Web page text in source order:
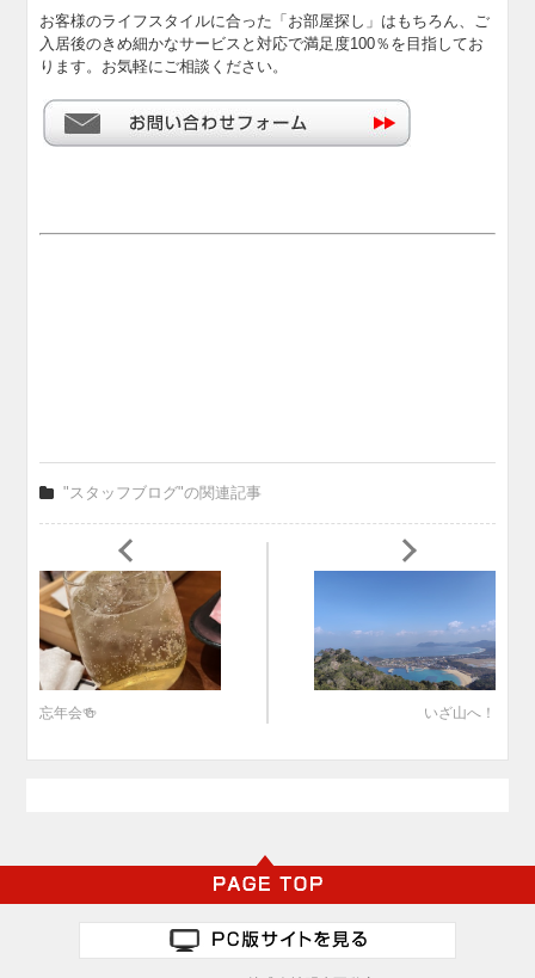
お客様のライフスタイルに合った「お部屋探し」はもちろん、ご
入居後のきめ細かなサービスと対応で満足度100％を目指してお
ります。お気軽にご相談ください。
"スタッフブログ"の関連記事
忘年会🍻 いざ山へ！